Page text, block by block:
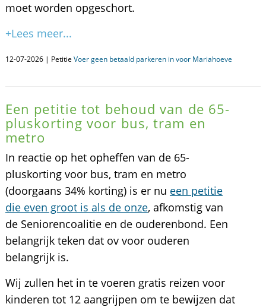
moet worden opgeschort.
+Lees meer...
12-07-2026 | Petitie Voer geen betaald parkeren in voor Mariahoeve
Een petitie tot behoud van de 65-
pluskorting voor bus, tram en
metro
In reactie op het opheffen van de 65-
pluskorting voor bus, tram en metro
(doorgaans 34% korting) is er nu een petitie
die even groot is als de onze, afkomstig van
de Seniorencoalitie en de ouderenbond. Een
belangrijk teken dat ov voor ouderen
belangrijk is.
Wij zullen het in te voeren gratis reizen voor
kinderen tot 12 aangrijpen om te bewijzen dat